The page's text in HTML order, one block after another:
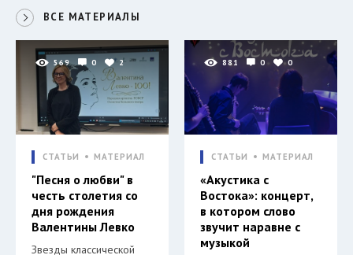
ВСЕ МАТЕРИАЛЫ
569 0 2
СТАТЬИ МАТЕРИАЛ
"Песня о любви" в
честь столетия со
дня рождения
Валентины Левко
Звезды классической
881 0 0
СТАТЬИ МАТЕРИАЛ
«Акустика с
Востока»: концерт,
в котором слово
звучит наравне с
музыкой